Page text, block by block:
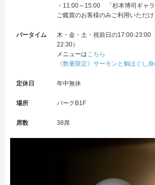
・11:00～15:00 「杉本博司ギャ
ご鑑賞のお客様のみご利用いただけ
バータイム
木・金・土・祝前日の17:00-23:00
22:30）
メニューはこちら
《数量限定》サーモンと鯛ほぐし
定休日 年中無休
場所 パークB1F
席数 38席